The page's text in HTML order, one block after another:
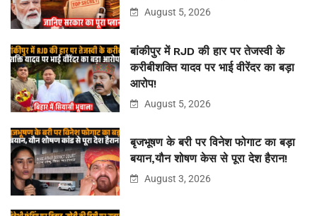
August 5, 2026
बांकीपुर में RJD की हार पर तेजस्वी के
करीबीशक्ति यादव पर भाई वीरेंदर का बड़ा
आरोप!
August 5, 2026
बृजभूषण के बरी पर विनेश फोगाट का बड़ा
बयान,यौन शोषण केस से पूरा देश हैरान!
August 3, 2026